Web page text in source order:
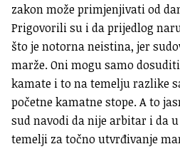
zakon može primjenjivati od
Prigovorili su i da prijedlog
što je notorna neistina, jer
marže. Oni mogu samo
kamate i to na temelju razlike
početne kamatne stope. A to
sud navodi da nije arbitar i da
temelji za točno utvrđivanje